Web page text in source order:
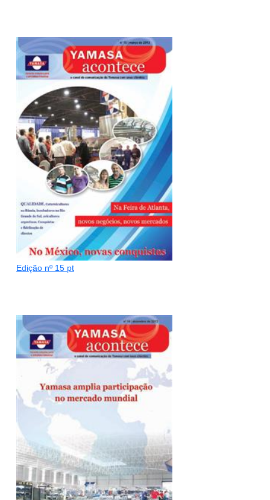
Edição nº 15 pt